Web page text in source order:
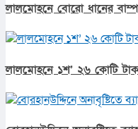
লালমোহনে বোরো ধানের
লালমোহনে ১শ’ ২৬ কোটি